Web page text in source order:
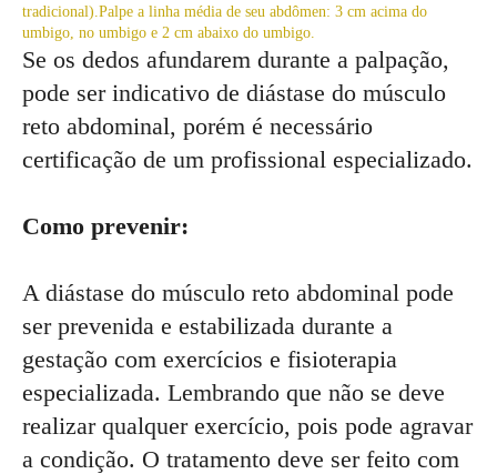
tradicional).Palpe a linha média de seu abdômen: 3 cm acima do
umbigo, no umbigo e 2 cm abaixo do umbigo.
Se os dedos afundarem durante a palpação,
pode ser indicativo de diástase do músculo
reto abdominal, porém é necessário
certificação de um profissional especializado.
Como prevenir:
A diástase do músculo reto abdominal pode
ser prevenida e estabilizada durante a
gestação com exercícios e fisioterapia
especializada. Lembrando que não se deve
realizar qualquer exercício, pois pode agravar
a condição. O tratamento deve ser feito com